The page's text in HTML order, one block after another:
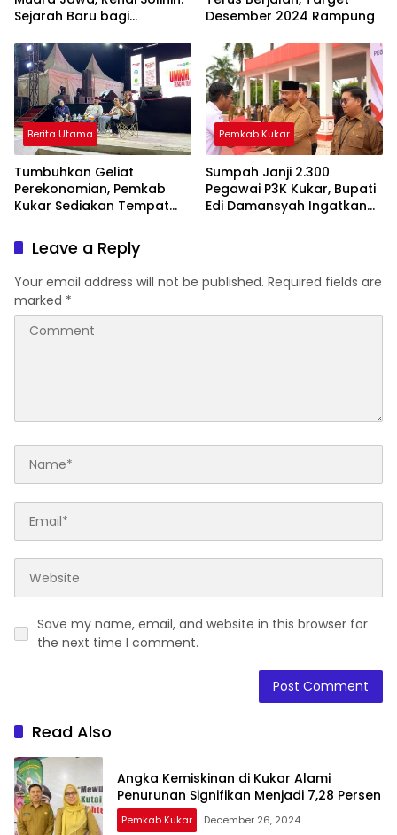
Sejarah Baru bagi
Desember 2024 Rampung
Berita Utama
Tumbuhkan Geliat
Perekonomian, Pemkab
Kukar Sediakan Tempat
Pemkab Kukar
Sumpah Janji 2.300
Pegawai P3K Kukar, Bupati
Edi Damansyah Ingatkan
Leave a Reply
Your email address will not be published. Required fields are
marked *
Save my name, email, and website in this browser for
the next time I comment.
Read Also
Angka Kemiskinan di Kukar Alami
Penurunan Signifikan Menjadi 7,28 Persen
Pemkab Kukar December 26, 2024